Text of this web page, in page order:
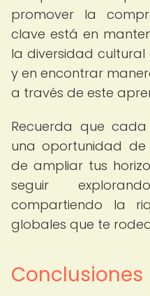
promover la
clave está en
la diversidad
y en encontrar
a través de este
Recuerda que
una oportunidad de
de ampliar tus
seguir
compartiendo la
globales que te
Conclusiones